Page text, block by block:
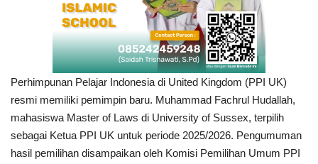
Perhimpunan Pelajar Indonesia di United Kingdom (PPI UK)
resmi memiliki pemimpin baru. Muhammad Fachrul Hudallah,
mahasiswa Master of Laws di University of Sussex, terpilih
sebagai Ketua PPI UK untuk periode 2025/2026. Pengumuman
hasil pemilihan disampaikan oleh Komisi Pemilihan Umum PPI